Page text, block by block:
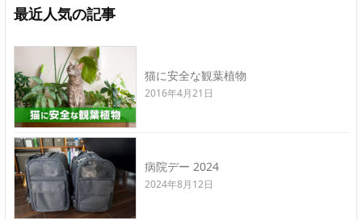
最近人気の記事
猫に安全な観葉植物
2016年4月21日
病院デー 2024
2024年8月12日